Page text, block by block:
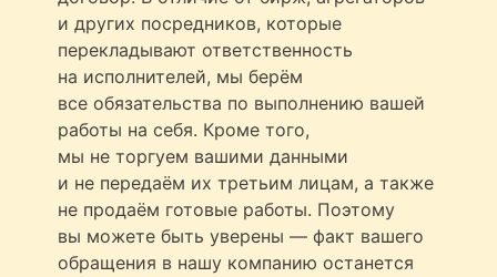
и других посредников, которые
перекладывают ответственность
на исполнителей, мы берём
все обязательства по выполнению вашей
работы на себя. Кроме того,
мы не торгуем вашими данными
и не передаём их третьим лицам, а также
не продаём готовые работы. Поэтому
вы можете быть уверены — факт вашего
обращения в нашу компанию останется